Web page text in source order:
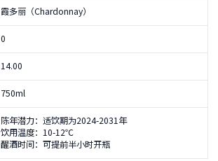
霞多丽（Chardonnay）
0
14.00
750ml
陈年潜力：适饮期为2024-2031年
饮用温度：10-12℃
醒酒时间：可提前半小时开瓶